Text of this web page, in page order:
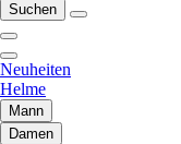
Suchen
Neuheiten
Helme
Mann
Damen